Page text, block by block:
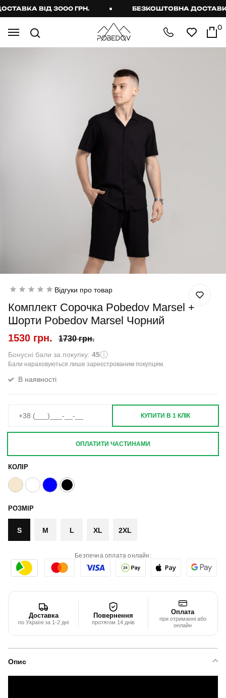
ВІД 3000 ГРН. БЕЗКОШТОВНА ДОСТАВКА
0
Відгуки про товар
Комплект Сорочка Pobedov Marsel +
Шорти Pobedov Marsel Чорний
1530 грн. 1730 грн.
Бонусні бали за покупку: 45
Бали нараховуються лише зареєстрованим покупцям.
В наявності
КОЛІР
РОЗМІР
S M L XL 2XL
КУПИТИ В 1 КЛІК
ОПЛАТИТИ ЧАСТИНАМИ
Безпечна оплата онлайн:
Доставка
по Україні за 1-2 дні
Повернення
протягом 14 днів
Оплата
при отриманні або
онлайн
Опис